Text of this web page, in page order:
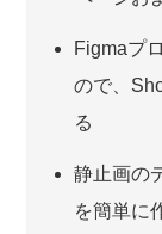
Figmaプ
ので、
る
静止画の
を簡単に